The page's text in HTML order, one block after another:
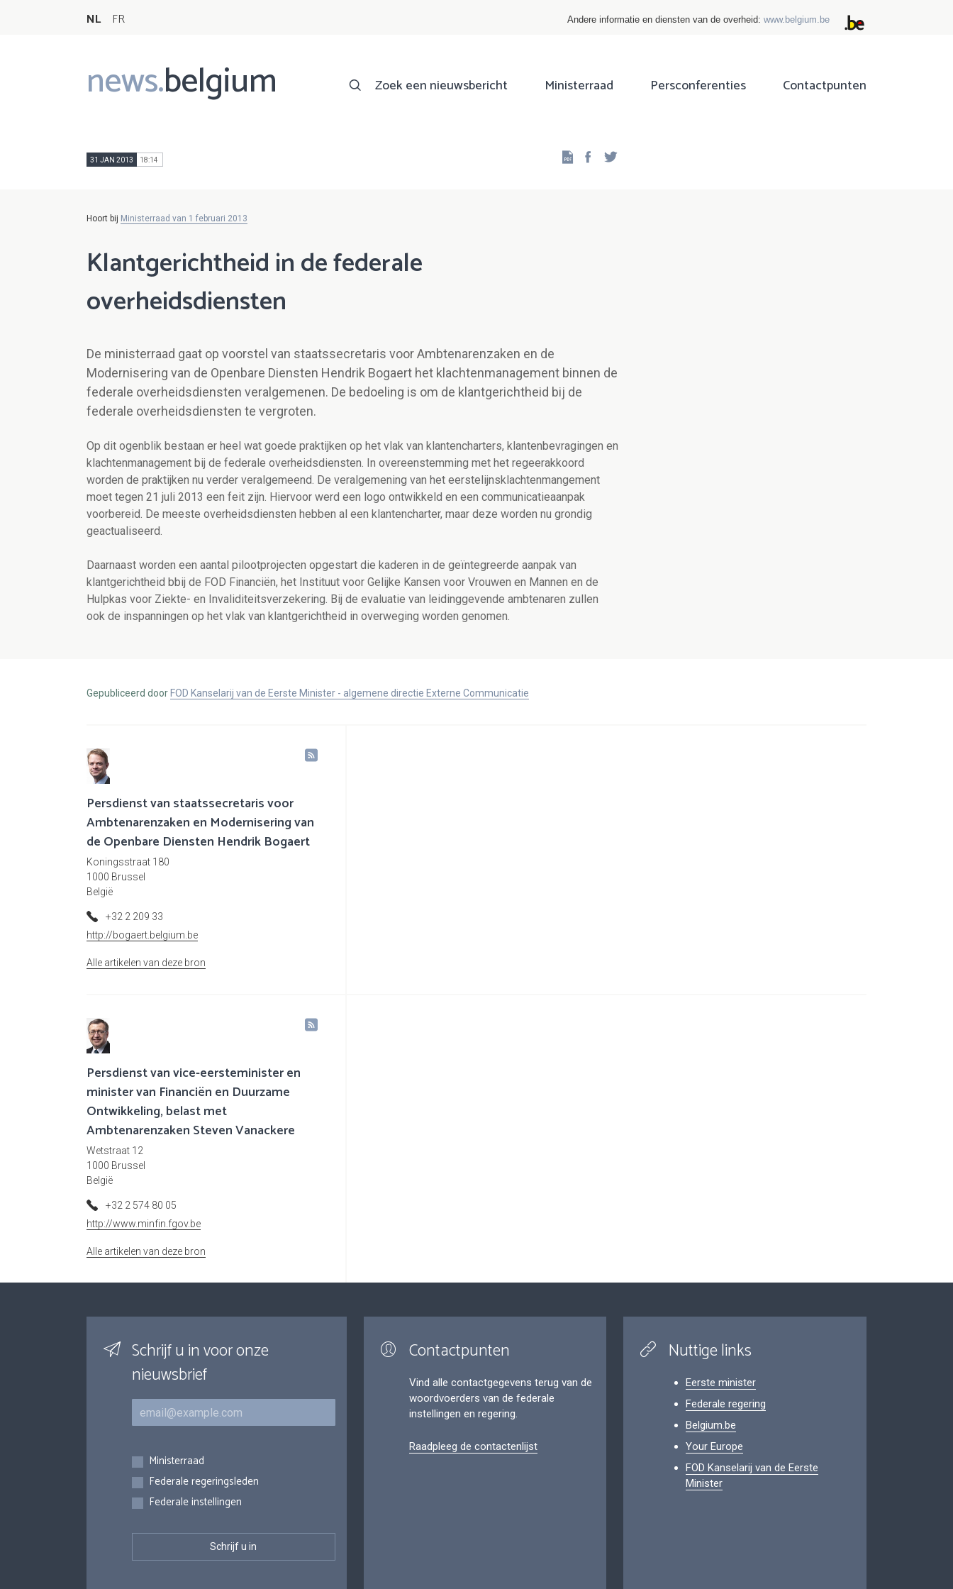
NL FR Andere informatie en diensten van de overheid: www.belgium.be
news.belgium
Main
navigation
Zoek een nieuwsbericht Ministerraad Persconferenties Contactpunten
31 JAN 2013 18:14 Facebook
Hoort bij Ministerraad van 1 februari 2013
Klantgerichtheid in de federale
overheidsdiensten
De ministerraad gaat op voorstel van staatssecretaris voor Ambtenarenzaken en de
Modernisering van de Openbare Diensten Hendrik Bogaert het klachtenmanagement binnen de
federale overheidsdiensten veralgemenen. De bedoeling is om de klantgerichtheid bij de
federale overheidsdiensten te vergroten.
Op dit ogenblik bestaan er heel wat goede praktijken op het vlak van klantencharters, klantenbevragingen en
klachtenmanagement bij de federale overheidsdiensten. In overeenstemming met het regeerakkoord
worden de praktijken nu verder veralgemeend. De veralgemening van het eerstelijnsklachtenmangement
moet tegen 21 juli 2013 een feit zijn. Hiervoor werd een logo ontwikkeld en een communicatieaanpak
voorbereid. De meeste overheidsdiensten hebben al een klantencharter, maar deze worden nu grondig
geactualiseerd.
Daarnaast worden een aantal pilootprojecten opgestart die kaderen in de geïntegreerde aanpak van
klantgerichtheid bbij de FOD Financiën, het Instituut voor Gelijke Kansen voor Vrouwen en Mannen en de
Hulpkas voor Ziekte- en Invaliditeitsverzekering. Bij de evaluatie van leidinggevende ambtenaren zullen
ook de inspanningen op het vlak van klantgerichtheid in overweging worden genomen.
Gepubliceerd door FOD Kanselarij van de Eerste Minister - algemene directie Externe Communicatie
Persdienst van staatssecretaris voor
Ambtenarenzaken en Modernisering van
de Openbare Diensten Hendrik Bogaert
Koningsstraat 180
1000 Brussel
België
+32 2 209 33
http://bogaert.belgium.be
Alle artikelen van deze bron
Persdienst van vice-eersteminister en
minister van Financiën en Duurzame
Ontwikkeling, belast met
Ambtenarenzaken Steven Vanackere
Wetstraat 12
1000 Brussel
België
+32 2 574 80 05
http://www.minfin.fgov.be
Alle artikelen van deze bron
Schrijf u in voor onze
nieuwsbrief
E-mail
Inschrijvingen
Ministerraad
Federale regeringsleden
Federale instellingen
Contactpunten
Vind alle contactgegevens terug van de
woordvoerders van de federale
instellingen en regering.
Raadpleeg de contactenlijst
Nuttige links
Eerste minister
Federale regering
Belgium.be
Your Europe
FOD Kanselarij van de Eerste
Minister